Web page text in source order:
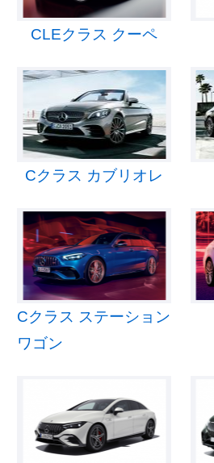
CLEクラス クーペ
Cクラス カブリオレ
Cクラス ステーション
ワゴン